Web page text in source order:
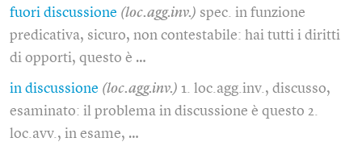
fuori discussione (loc.agg.inv.) spec. in funzione
predicativa, sicuro, non contestabile: hai tutti i diritti
di opporti, questo è …
in discussione (loc.agg.inv.) 1. loc.agg.inv., discusso,
esaminato: il problema in discussione è questo 2.
loc.avv., in esame, …